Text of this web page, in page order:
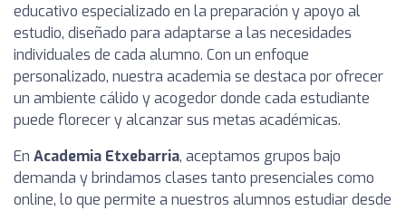
educativo especializado en la preparación y apoyo al
estudio, diseñado para adaptarse a las necesidades
individuales de cada alumno. Con un enfoque
personalizado, nuestra academia se destaca por ofrecer
un ambiente cálido y acogedor donde cada estudiante
puede florecer y alcanzar sus metas académicas.
En Academia Etxebarria, aceptamos grupos bajo
demanda y brindamos clases tanto presenciales como
online, lo que permite a nuestros alumnos estudiar desde